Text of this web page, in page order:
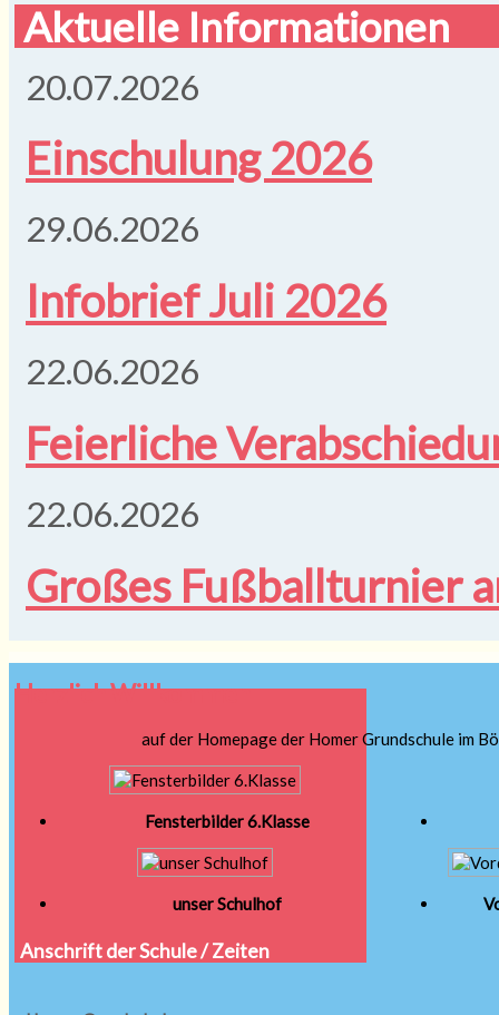
Aktuelle Informationen
20.07.2026
Einschulung 2026
29.06.2026
Infobrief Juli 2026
22.06.2026
Feierliche
22.06.2026
Großes Fußballturnier
Herzlich Willkommen
auf der Homepage der Homer Grundschule im
Fensterbilder 6.Klasse
unser Schulhof
Anschrift der Schule / Zeiten